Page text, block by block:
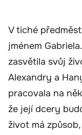
V tiché
jménem
zasvětila svůj
Alexandry a
pracovala na
že její dcery
život má